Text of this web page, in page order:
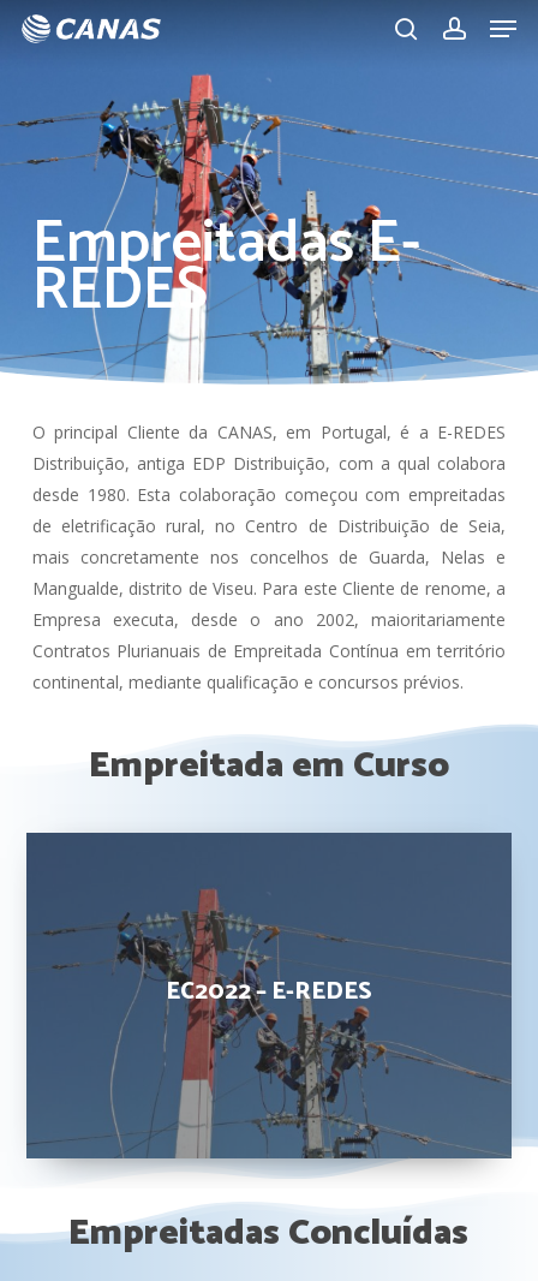
Skip
Empreitadas E-
REDES
O principal Cliente da CANAS, em Portugal, é a E-REDES
Distribuição, antiga EDP Distribuição, com a qual colabora
desde 1980. Esta colaboração começou com empreitadas
de eletrificação rural, no Centro de Distribuição de Seia,
mais concretamente nos concelhos de Guarda, Nelas e
Mangualde, distrito de Viseu. Para este Cliente de renome, a
Empresa executa, desde o ano 2002, maioritariamente
Contratos Plurianuais de Empreitada Contínua em território
continental, mediante qualificação e concursos prévios.
EmpreitadaemCurso
EC2022 – E-REDES
REDES
EmpreitadasConcluídas